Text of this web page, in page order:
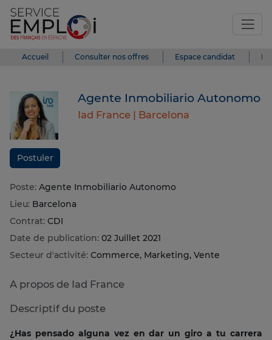
Accueil Consulter nos offres Espace candidat
Agente Inmobiliario Autonomo
Iad France | Barcelona
Postuler
Poste: Agente Inmobiliario Autonomo
Lieu: Barcelona
Contrat: CDI
Date de publication: 02 Juillet 2021
Secteur d'activité: Commerce, Marketing, Vente
A propos de Iad France
Descriptif du poste
¿Has pensado alguna vez en dar un giro a tu carrera